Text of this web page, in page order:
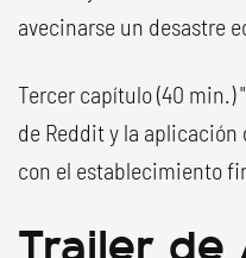
avecinarse un desastre
Tercer capítulo (40 min.)
de Reddit y la
con el establecimiento
Trailer de